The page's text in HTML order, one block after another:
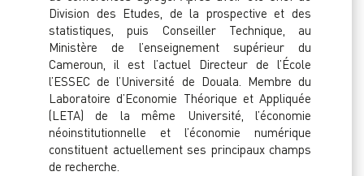
Division des Etudes, de la prospective et des
statistiques, puis Conseiller Technique, au
Ministère de l’enseignement supérieur du
Cameroun, il est l’actuel Directeur de l’École
l’ESSEC de l’Université de Douala. Membre du
Laboratoire d’Economie Théorique et Appliquée
(LETA) de la même Université, l’économie
néoinstitutionnelle et l’économie numérique
constituent actuellement ses principaux champs
de recherche.